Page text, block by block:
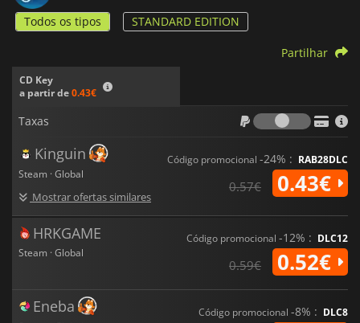
Todos os tipos STANDARD EDITION
CD Key
a partir de0.43€
Partilhar
Taxas
Taxas
Kinguin
Steam · Global
Mostrar ofertas similares
Código promocional -24% : RAB28DLC
0.57€ 0.43€
HRKGAME
Steam · Global
Código promocional -12% : DLC12
0.59€ 0.52€
Eneba Código promocional -8% : DLC8